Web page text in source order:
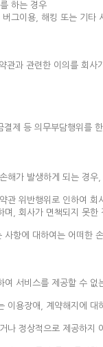
하는 경우
그이용, 해킹 또는 기타
관과 관련한 이의를 회
제 등 의무부담행위를
해가 발생하게 되는 경
관 위반행위로 인하여
, 회사가 면책되지 못
항에 대하여는 어떠한
서비스를 제공할 수
이용장애, 계약해지에 대
나 정상적으로 제공하지